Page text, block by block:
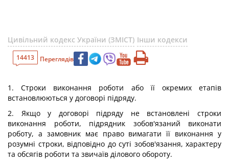
Цивільний кодекс України (ЗМІСТ) Інши кодекси
14413 Переглядів
1. Строки виконання роботи або її окремих етапів
встановлюються у договорі підряду.
2. Якщо у договорі підряду не встановлені строки
виконання роботи, підрядник зобов'язаний виконати
роботу, а замовник має право вимагати її виконання у
розумні строки, відповідно до суті зобов'язання, характеру
та обсягів роботи та звичаїв ділового обороту.